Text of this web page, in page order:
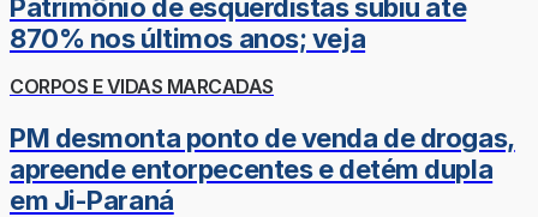
Patrimônio de esquerdistas subiu até
870% nos últimos anos; veja
CORPOS E VIDAS MARCADAS
PM desmonta ponto de venda de drogas,
apreende entorpecentes e detém dupla
em Ji-Paraná